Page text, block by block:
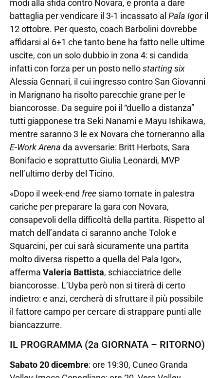
modi alla sfida contro Novara, e pronta a dare
battaglia per vendicare il 3-1 incassato al Pala Igoril
12 ottobre. Per questo, coach Barbolini dovrebbe
affidarsi al 6+1 che tanto bene ha fatto nelle ultime
uscite, con un solo dubbio in zona 4: si candida
infatti con forza per un posto nellostarting six
Alessia Gennari, il cui ingresso contro San Giovanni
in Marignano ha risolto parecchie grane per le
biancorosse. Da seguire poi il “duello a distanza”
tutti giapponese tra Seki Nanami e Mayu Ishikawa,
mentre saranno 3 le ex Novara che torneranno alla
E-Work Arena da avversarie: Britt Herbots, Sara
Bonifacio e soprattutto Giulia Leonardi, MVP
nell’ultimo derby del Ticino.
«Dopo il week-end free siamo tornate in palestra
cariche per preparare la gara con Novara,
consapevoli della difficoltà della partita. Rispetto al
match dell’andata ci saranno anche Tolok e
Squarcini, per cui sarà sicuramente una partita
molto diversa rispetto a quella del Pala Igor»,
afferma Valeria Battista, schiacciatrice delle
biancorosse. L’Uyba però non si tirerà di certo
indietro: e anzi, cercherà di sfruttare il più possibile
il fattore campo per cercare di strappare punti alle
biancazzurre.
IL PROGRAMMA (2a GIORNATA – RITORNO)
Sabato 20 dicembre: ore 19:30, Cuneo Granda